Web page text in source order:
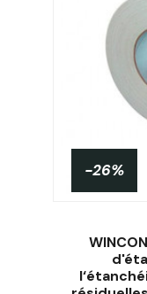
-26%